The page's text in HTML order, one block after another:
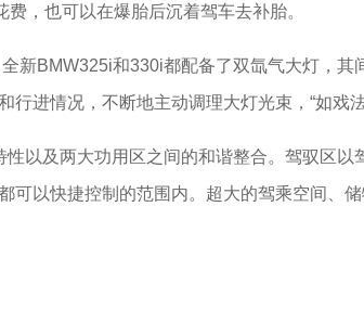
，也可以在爆胎后沉着驾车去补胎。
BMW325i和330i都配备了双氙气大灯，其
进情况，不断地主动调理大灯光束，“如戏
及两大功用区之间的和谐整合。驾驭区以
可以快捷控制的范围内。超大的驾乘空间、